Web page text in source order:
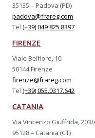
35135 – Padova (PD)
padova@frareg.com
Tel(+39) 049 825.8397
FIRENZE
Viale Belfiore, 10
50144 Firenze
firenze@frareg.com
Tel(+39) 055.0317.642
CATANIA
Via Vincenzo Giuffrida, 203/
95128 – Catania (CT)